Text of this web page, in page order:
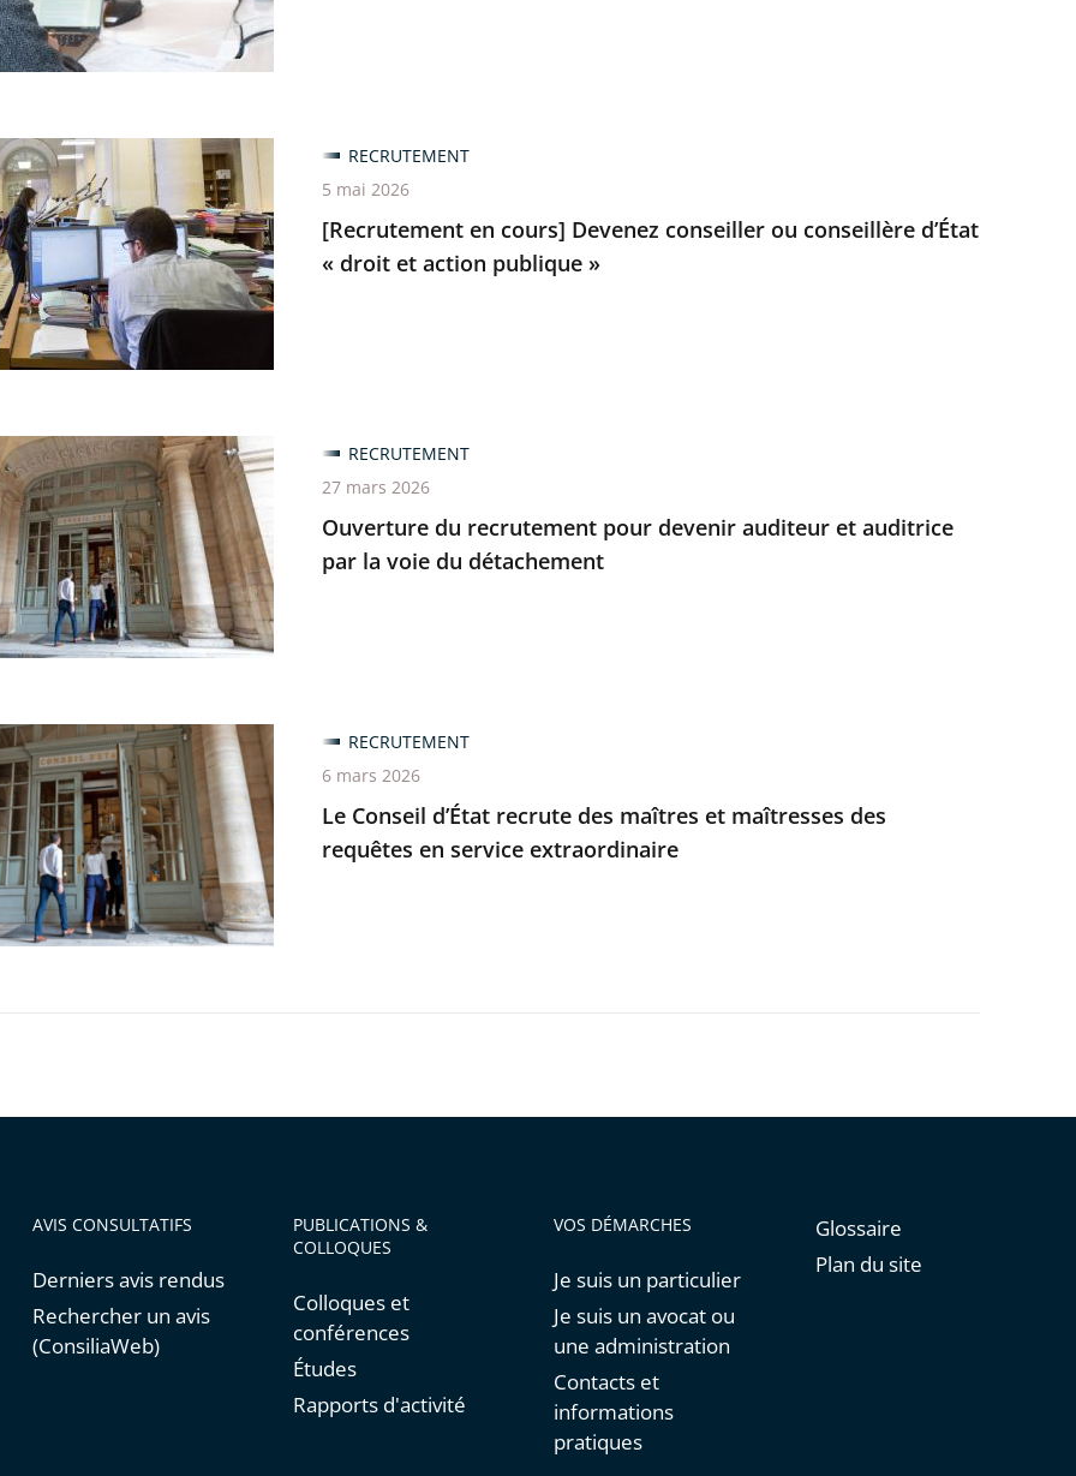
[Recrutement en cours] Devenez conseiller ou conseillère d’État
« droit et action publique »
RECRUTEMENT
5 mai 2026
Ouverture du recrutement pour devenir auditeur et auditrice
par la voie du détachement
RECRUTEMENT
27 mars 2026
Le Conseil d’État recrute des maîtres et maîtresses des
requêtes en service extraordinaire
RECRUTEMENT
6 mars 2026
AVIS CONSULTATIFS
Derniers avis rendus
Rechercher un avis
(ConsiliaWeb)
PUBLICATIONS &
COLLOQUES
Colloques et
conférences
Études
Rapports d'activité
VOS DÉMARCHES
Je suis un particulier
Je suis un avocat ou
une administration
Contacts et
informations
pratiques
Glossaire
Plan du site